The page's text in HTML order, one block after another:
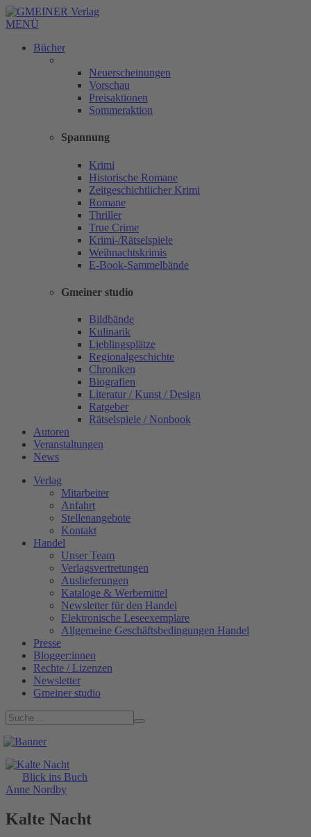
MENÜ
Bücher
Neuerscheinungen
Vorschau
Preisaktionen
Sommeraktion
Spannung
Krimi
Historische Romane
Zeitgeschichtlicher Krimi
Romane
Thriller
True Crime
Krimi-/Rätselspiele
Weihnachtskrimis
E-Book-Sammelbände
Gmeiner studio
Bildbände
Kulinarik
Lieblingsplätze
Regionalgeschichte
Chroniken
Biografien
Literatur / Kunst / Design
Ratgeber
Rätselspiele / Nonbook
Autoren
Veranstaltungen
News
Verlag
Mitarbeiter
Anfahrt
Stellenangebote
Kontakt
Handel
Unser Team
Verlagsvertretungen
Auslieferungen
Kataloge & Werbemittel
Newsletter für den Handel
Elektronische Leseexemplare
Allgemeine Geschäftsbedingungen Handel
Presse
Blogger:innen
Rechte / Lizenzen
Newsletter
Gmeiner studio
Blick ins Buch
Anne Nordby
Kalte Nacht